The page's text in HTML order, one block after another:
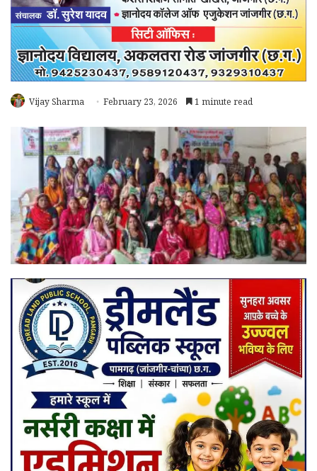
Vijay Sharma February 23, 2026 1 minute read